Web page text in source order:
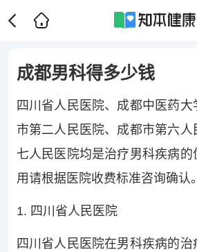
成都男科得多少钱
四川省人民医院、成都中医药
市第二人民医院、成都市第六人
七人民医院均是治疗男科疾病的
用请根据医院收费标准咨询确认。
1. 四川省人民医院
四川省人民医院在男科疾病的